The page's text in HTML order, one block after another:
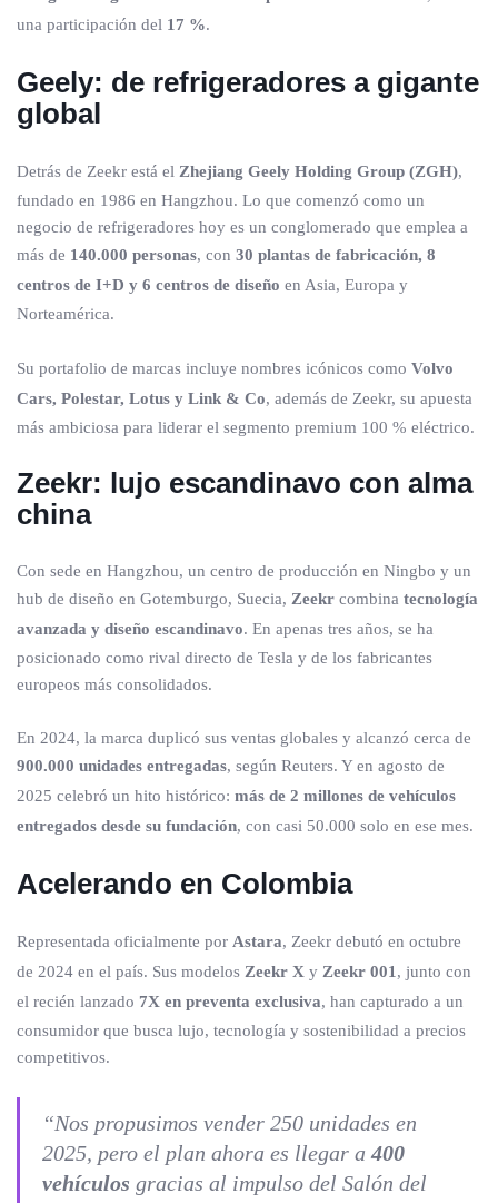
una participación del 17 %.
Geely: de refrigeradores a gigante
global
Detrás de Zeekr está el Zhejiang Geely Holding Group (ZGH),
fundado en 1986 en Hangzhou. Lo que comenzó como un
negocio de refrigeradores hoy es un conglomerado que emplea a
más de 140.000 personas, con 30 plantas de fabricación, 8
centros de I+D y 6 centros de diseño en Asia, Europa y
Norteamérica.
Su portafolio de marcas incluye nombres icónicos como Volvo
Cars, Polestar, Lotus y Link & Co, además de Zeekr, su apuesta
más ambiciosa para liderar el segmento premium 100 % eléctrico.
Zeekr: lujo escandinavo con alma
china
Con sede en Hangzhou, un centro de producción en Ningbo y un
hub de diseño en Gotemburgo, Suecia, Zeekr combina tecnología
avanzada y diseño escandinavo. En apenas tres años, se ha
posicionado como rival directo de Tesla y de los fabricantes
europeos más consolidados.
En 2024, la marca duplicó sus ventas globales y alcanzó cerca de
900.000 unidades entregadas, según Reuters. Y en agosto de
2025 celebró un hito histórico: más de 2 millones de vehículos
entregados desde su fundación, con casi 50.000 solo en ese mes.
Acelerando en Colombia
Representada oficialmente por Astara, Zeekr debutó en octubre
de 2024 en el país. Sus modelos Zeekr X y Zeekr 001 , junto con
el recién lanzado 7X en preventa exclusiva, han capturado a un
consumidor que busca lujo, tecnología y sostenibilidad a precios
competitivos.
“Nos propusimos vender 250 unidades en
2025, pero el plan ahora es llegar a400
vehículos gracias al impulso del Salón del